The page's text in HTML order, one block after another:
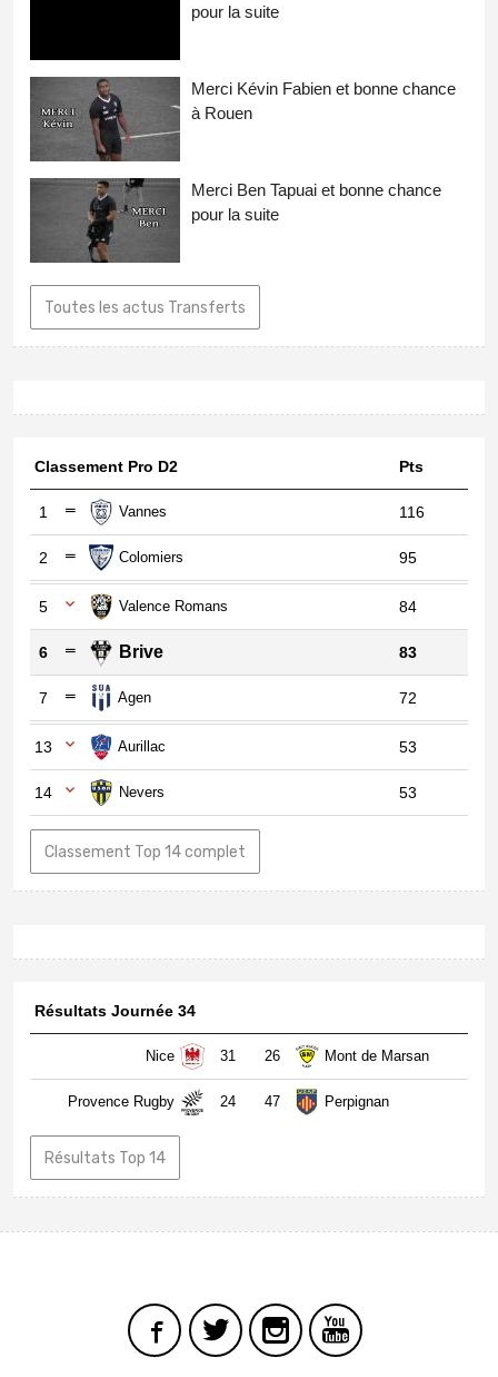
pour la suite
Merci Kévin Fabien et bonne chance
à Rouen
Merci Ben Tapuai et bonne chance
pour la suite
Toutes les actus Transferts
Classement Pro D2 Pts
1 Vannes 116
2 Colomiers 95
5 Valence Romans 84
6 Brive 83
7 Agen 72
13 Aurillac 53
14 Nevers 53
Classement Top 14 complet
Résultats Journée 34
Nice 31 26 Mont de Marsan
Provence Rugby 24 47 Perpignan
Résultats Top 14